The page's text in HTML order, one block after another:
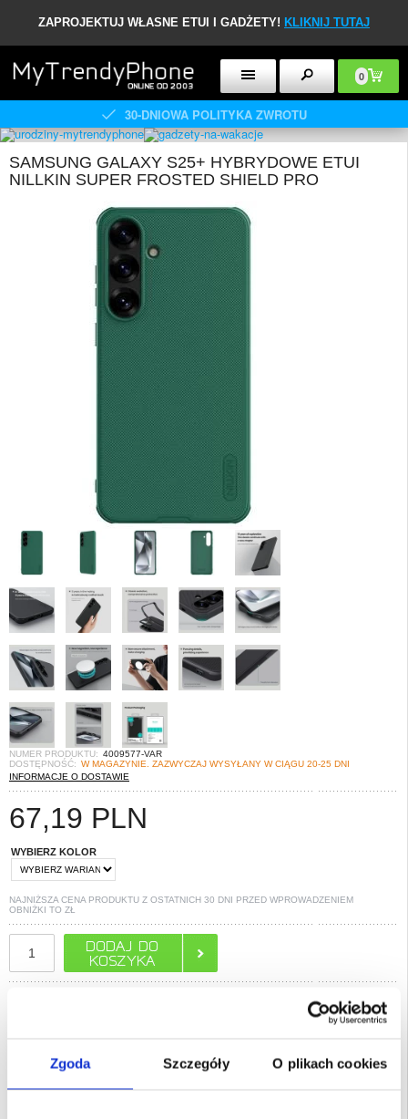
Zgoda Szczegóły O plikach cookies
ZAPROJEKTUJ WŁASNE ETUI I GADŻETY! KLIKNIJ TUTAJ
0
30-DNIOWA POLITYKA ZWROTU
SAMSUNG GALAXY S25+ HYBRYDOWE ETUI
NILLKIN SUPER FROSTED SHIELD PRO
NUMER PRODUKTU: 4009577-VAR
DOSTĘPNOŚĆ: W MAGAZYNIE. ZAZWYCZAJ WYSYŁANY W CIĄGU 20-25 DNI
INFORMACJE O DOSTAWIE
67,19 PLN
WYBIERZ KOLOR
NAJNIŻSZA CENA PRODUKTU Z OSTATNICH 30 DNI PRZED WPROWADZENIEM
OBNIŻKI TO ZŁ
Opis